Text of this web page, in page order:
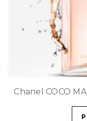
Chanel COCO